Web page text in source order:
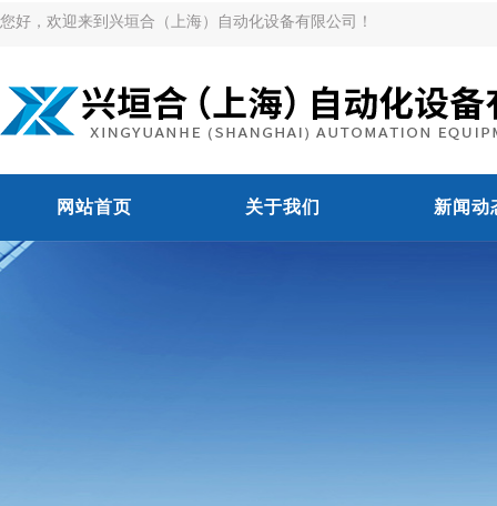
您好，欢迎来到兴垣合（上海）自动化设备有限公司！
网站首页 关于我们 新闻动